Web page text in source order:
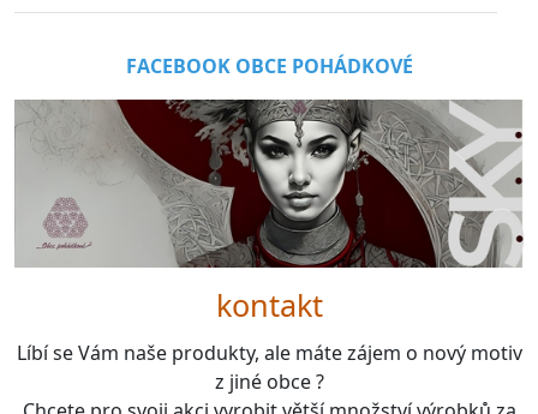
FACEBOOK OBCE POHÁDKOVÉ
kontakt
Líbí se Vám naše produkty, ale máte zájem o nový motiv
z jiné obce ?